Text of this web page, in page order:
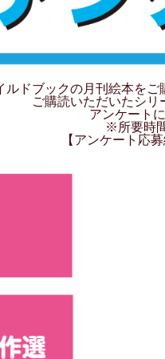
ルドブックの月刊絵本を
ご購読いただいたシリ
アンケート
※所要時
【アンケート応